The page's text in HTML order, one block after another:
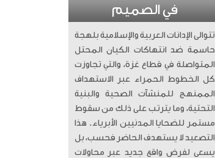
في الصميم
تتوالى الإدانات العربية والإسلامية بلهجة
حاسمة ضد انتهاكات الكيان المحتل
المتواصلة في قطاع غزة، والتي تجاوزت
كل الخطوط الحمراء عبر الاستهداف
الممنهج للمنشآت الصحية والبنية
التحتية، وما يترتب على ذلك من سقوط
مستمر للضحايا المدنيين الأبرياء. ​ هذا
التصعيد لا يستهدف الحاضر فحسب، بل
يسعى لفرض واقع جديد عبر محاولات